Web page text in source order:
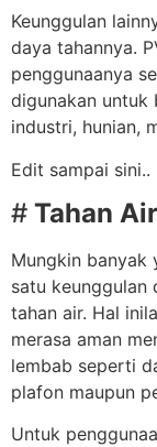
Keunggulan
daya tahannya.
penggunaanya
digunakan untuk
industri, hunian,
Edit sampai sini..
# Tahan Air
Mungkin banyak
satu keunggulan
tahan air. Hal
merasa aman
lembab seperti
plafon maupun
Untuk